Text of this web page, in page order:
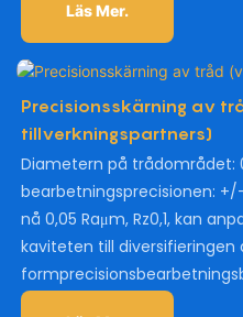
Läs Mer.
Precisionsskärning av
tillverkningspartners)
Diametern på trådområdet:
bearbetningsprecisionen:
nå 0,05 Raμm, Rz0,1, kan
kaviteten till diversifieringen